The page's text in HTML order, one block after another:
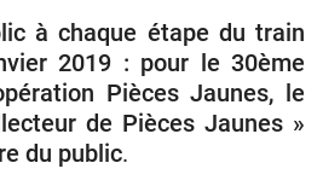
à chaque étape du train
2019 : pour le 30ème
Pièces Jaunes, le
de Pièces Jaunes »
du public.